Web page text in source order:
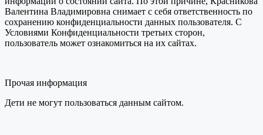
Валентина Владимировна снимает с себя ответственность по
сохранению конфиденциальности данных пользователя. С
Условиями Конфиденциальности третьих сторон,
пользователь может ознакомиться на их сайтах.
Прочая информация
Дети не могут пользоваться данным сайтом.